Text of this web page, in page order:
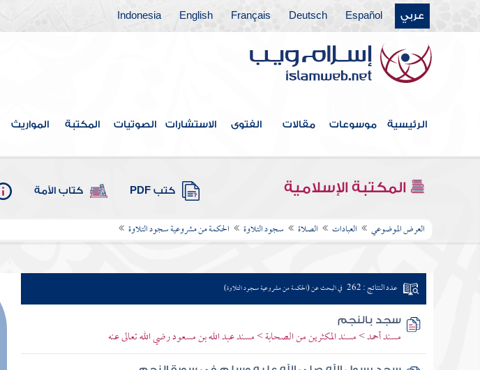
عربي Español
Deutsch
Français
English
Indonesia
الرئيسية موسوعات مقالات الفتوى الاستشارات الصوتيات المكتبة المواريث
المكتبة الإسلامية كتب PDF كتاب الأمة
العرض الموضوعي العبادات الصلاة سجود التلاوة الحكمة من مشروعية سجود التلاوة
عدد النتائج : 262 في البحث عن (الحكمة من مشروعية سجود التلاوة)
سجد بالنجم
مسند أحمد > مسند المكثرين من الصحابة > مسند عبد الله بن مسعود رضي الله تعالى عنه